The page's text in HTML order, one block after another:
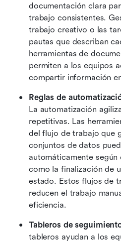
documentación clara
trabajo consistentes.
trabajo creativo o las
pautas que describan
herramientas de
permiten a los equipos
compartir información
Reglas de
La automatización
repetitivas. Las
del flujo de trabajo que
conjuntos de datos
automáticamente
como la finalización de
estado. Estos flujos de
reducen el trabajo
eficiencia.
Tableros de
tableros ayudan a los